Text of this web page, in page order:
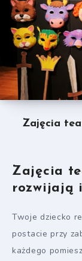
Zajęcia
Zajęcia
rozwijają
Twoje dziecko
postacie przy
każdego